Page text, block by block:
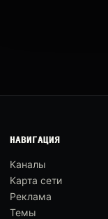
НАВИГАЦИЯ
Каналы
Карта сети
Реклама
Темы